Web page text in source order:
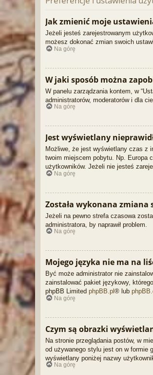
Jak zmienić moje
Jeżeli jesteś zarejestrowanym
możesz dokonać zmian swoich
Na górę
W jaki sposób można
W panelu zarządzania kontem, w
administratorów, moderatorów i dla
Na górę
Jest wyświetlany
Możliwe, że jest wyświetlany czas z
twoim miejscem pobytu. Np. Europa
użytkowników. Jeżeli nie jesteś
Na górę
Została wykonana zmiana
Jeżeli na pewno strefa czasowa
administratora, by naprawił problem.
Na górę
Mojego języka nie ma na
Być może administrator nie
zainstalować pakiet językowy,
phpBB Limited phpBB.pl ® lub
Na górę
Czym są obrazki
Na stronie przeglądania postów, w
od używanego stylu jest on w formie
wyświetlany poniżej nazwy
Na górę